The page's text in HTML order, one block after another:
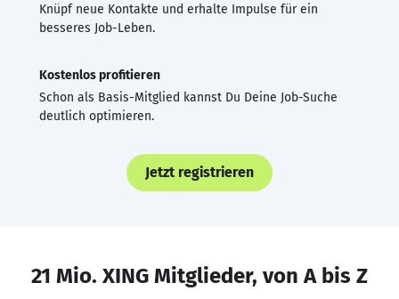
Knüpf neue Kontakte und erhalte Impulse für ein
besseres Job-Leben.
Kostenlos profitieren
Schon als Basis-Mitglied kannst Du Deine Job-Suche
deutlich optimieren.
Jetzt registrieren
21 Mio. XING Mitglieder, von A bis Z